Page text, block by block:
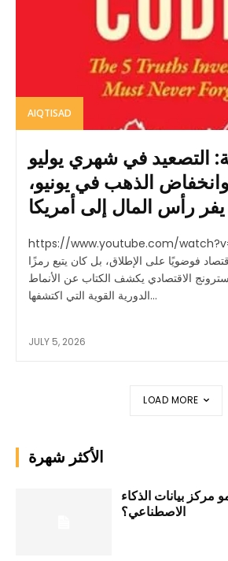
AIQTISAD
التصعيد في شهري يوليو
الذهب في يونيو،
يفر رأس المال إلى أمريكا
https://www.youtube.com/
فوضويًا على الإطلاق، بل كان يتبع رمزًا
ارمسترونج الاقتصادي يكشف الكتاب عن الأنماط
الدورية القوية التي اكتشفها...
JULY 5, 2026
LOAD MORE
الأكثر شهرة
مركز بيانات الذكاء
الاصطناعي؟